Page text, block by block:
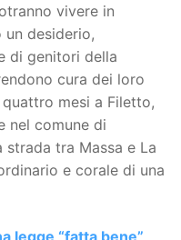
vivere in
un desiderio,
di genitori della
cura dei loro
mesi a Filetto,
nel comune di
strada tra Massa e La
e corale di una
legge “fatta bene”